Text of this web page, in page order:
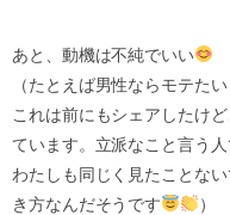
あと、動機は不純でいい
（たとえば男性ならモテた
これは前にもシェアしたけ
ています。立派なこと言う
わたしも同じく見たことな
き方なんだそうです
）